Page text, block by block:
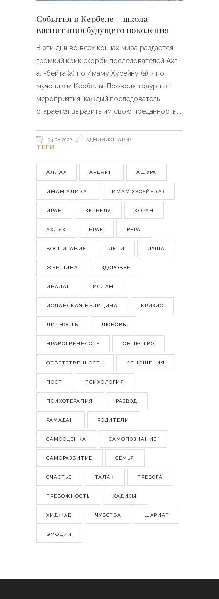
События в Кербеле – школа
воспитания будущего поколения
В эти дни во всех концах мира раздается
громкий крик скорби последователей Ахл
ал-бейта (а) по Имаму Хусейну (а) и по
мученикам Кербелы. Проводя траурные
мероприятия, каждый последователь
старается выразить им свою преданность.
04.08.2022 АДМИНИСТРАТОР
ТЕГИ
АЛЛАХ АРБАИН АШУРА
ИМАМ АЛИ (А) ИМАМ ХУСЕЙН (А)
ИРАН КЕРБЕЛА КОРАН
АХЛЯК БРАК ВЕРА
ВОСПИТАНИЕ ДЕТИ ДУША
ЖЕНЩИНА ЗДОРОВЬЕ
ИБАДАТ ИСЛАМ
ИСЛАМСКАЯ МЕДИЦИНА КРИЗИС
ЛИЧНОСТЬ ЛЮБОВЬ
НРАВСТВЕННОСТЬ ОБЩЕСТВО
ОТВЕТСТВЕННОСТЬ ОТНОШЕНИЯ
ПОСТ ПСИХОЛОГИЯ
ПСИХОТЕРАПИЯ РАЗВОД
РАМАДАН РОДИТЕЛИ
САМООЦЕНКА САМОПОЗНАНИЕ
САМОРАЗВИТИЕ СЕМЬЯ
СЧАСТЬЕ ТАЛАК ТРЕВОГА
ТРЕВОЖНОСТЬ ХАДИСЫ
ХИДЖАБ ЧУВСТВА ШАРИАТ
ЭМОЦИИ